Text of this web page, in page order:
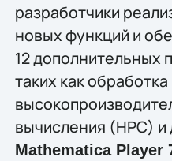
разработчики
новых функций и
12 дополнительных
таких как
вычисления (HPC)
Mathematica Player